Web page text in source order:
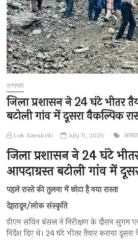
समाचार
जिला प्रशासन ने 24 घंटे भीतर
बटोली गांव में दूसरा वैकल्पिक
Lok Sanskriti July 11, 2025
जिला प्रशासन ने 24 घंटे
आपदाग्रस्त बटोली गांव में
पहले रास्ते की तुलना में छोटा है नया रास्ता
देहरादून/लोक संस्कृति
डीएम सविन बंसल ने निरीक्षण के दौरान सुगम
निर्देश दिए थे। 24 घंटे भीतर तैयार कराया दूसरा